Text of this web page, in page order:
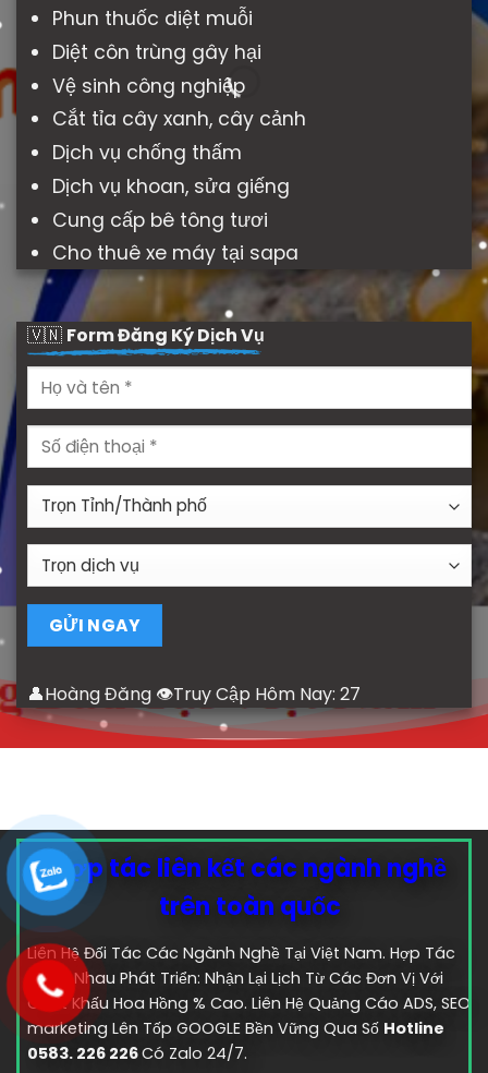
Phun thuốc diệt muỗi
Diệt côn trùng gây hại
Vệ sinh công nghiệp
Cắt tỉa cây xanh, cây cảnh
Dịch vụ chống thấm
Dịch vụ khoan, sửa giếng
Cung cấp bê tông tươi
Cho thuê xe máy tại sapa
🇻🇳 Form Đăng Ký Dịch Vụ
👤Hoàng Đăng 👁Truy Cập Hôm Nay: 27
Hợp tác liên kết các ngành nghề
trên toàn quốc
Liên Hệ Đối Tác Các Ngành Nghề Tại Việt Nam. Hợp Tác
Cùng Nhau Phát Triển: Nhận Lại Lịch Từ Các Đơn Vị Với
Chiết Khấu Hoa Hồng % Cao. Liên Hệ Quảng Cáo ADS, SEO
marketing Lên Tốp GOOGLE Bền Vững Qua Số Hotline
0583. 226 226Có Zalo 24/7.